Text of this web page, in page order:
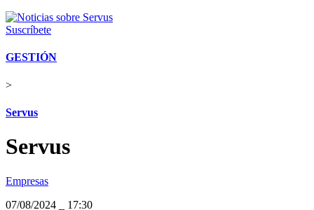
Suscríbete
GESTIÓN
>
Servus
Servus
Empresas
07/08/2024
17:30